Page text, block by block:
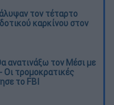
τον τέταρτο
καρκίνου στον
ανατινάξω τον Μέσι με
Οι τρομοκρατικές
το FBI